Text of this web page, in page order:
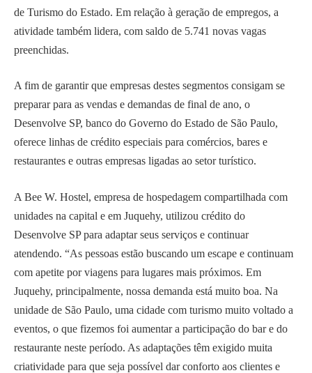
de Turismo do Estado. Em relação à geração de empregos, a
atividade também lidera, com saldo de 5.741 novas vagas
preenchidas.
A fim de garantir que empresas destes segmentos consigam se
preparar para as vendas e demandas de final de ano, o
Desenvolve SP, banco do Governo do Estado de São Paulo,
oferece linhas de crédito especiais para comércios, bares e
restaurantes e outras empresas ligadas ao setor turístico.
A Bee W. Hostel, empresa de hospedagem compartilhada com
unidades na capital e em Juquehy, utilizou crédito do
Desenvolve SP para adaptar seus serviços e continuar
atendendo. “As pessoas estão buscando um escape e continuam
com apetite por viagens para lugares mais próximos. Em
Juquehy, principalmente, nossa demanda está muito boa. Na
unidade de São Paulo, uma cidade com turismo muito voltado a
eventos, o que fizemos foi aumentar a participação do bar e do
restaurante neste período. As adaptações têm exigido muita
criatividade para que seja possível dar conforto aos clientes e